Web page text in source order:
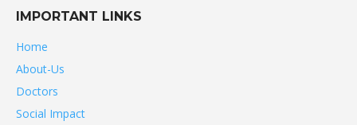
IMPORTANT LINKS
Home
About-Us
Doctors
Social Impact